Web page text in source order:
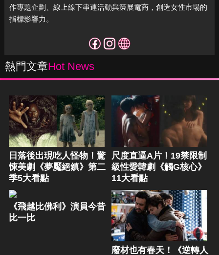
作專題企劃、線上線下串連活動與策展電商， 創造女性市場的
指標影響力。
熱門文章Hot News
日落後出現吃人怪物！驚
悚美劇《夢魘絕鎮》第二
季5大看點
尺度直逼A片！19禁限制
級性愛韓劇《觸G核心》
11大看點
《飛越比佛利》演員今昔
比一比
廢材也有春天！《逆轉人